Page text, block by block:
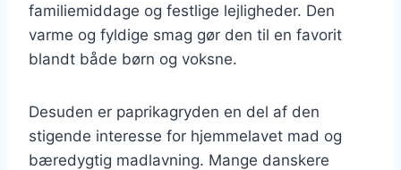
familiemiddage og festlige lejligheder. Den
varme og fyldige smag gør den til en favorit
blandt både børn og voksne.
Desuden er paprikagryden en del af den
stigende interesse for hjemmelavet mad og
bæredygtig madlavning. Mange danskere